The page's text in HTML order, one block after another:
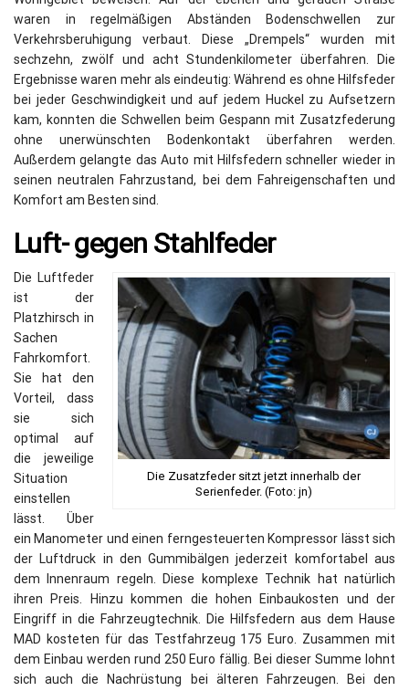
waren in regelmäßigen Abständen Bodenschwellen zur
Verkehrsberuhigung verbaut. Diese „Drempels“ wurden mit
sechzehn, zwölf und acht Stundenkilometer überfahren. Die
Ergebnisse waren mehr als eindeutig: Während es ohne Hilfsfeder
bei jeder Geschwindigkeit und auf jedem Huckel zu Aufsetzern
kam, konnten die Schwellen beim Gespann mit Zusatzfederung
ohne unerwünschten Bodenkontakt überfahren werden.
Außerdem gelangte das Auto mit Hilfsfedern schneller wieder in
seinen neutralen Fahrzustand, bei dem Fahreigenschaften und
Komfort am Besten sind.
Luft- gegen Stahlfeder
Die Zusatzfeder sitzt jetzt innerhalb der
Serienfeder. (Foto: jn)
Die Luftfeder
ist der
Platzhirsch in
Sachen
Fahrkomfort.
Sie hat den
Vorteil, dass
sie sich
optimal auf
die jeweilige
Situation
einstellen
lässt. Über
ein Manometer und einen ferngesteuerten Kompressor lässt sich
der Luftdruck in den Gummibälgen jederzeit komfortabel aus
dem Innenraum regeln. Diese komplexe Technik hat natürlich
ihren Preis. Hinzu kommen die hohen Einbaukosten und der
Eingriff in die Fahrzeugtechnik. Die Hilfsfedern aus dem Hause
MAD kosteten für das Testfahrzeug 175 Euro. Zusammen mit
dem Einbau werden rund 250 Euro fällig. Bei dieser Summe lohnt
sich auch die Nachrüstung bei älteren Fahrzeugen. Bei den